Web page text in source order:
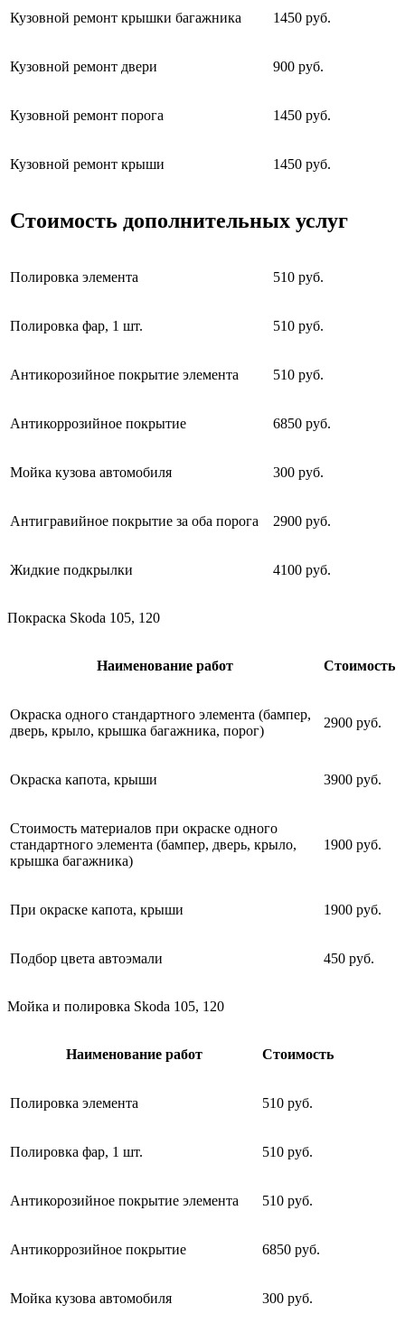
Кузовной ремонт крышки багажника 1450 руб.
Кузовной ремонт двери 900 руб.
Кузовной ремонт порога 1450 руб.
Кузовной ремонт крыши 1450 руб.
Стоимость дополнительных услуг
Полировка элемента 510 руб.
Полировка фар, 1 шт. 510 руб.
Антикорозийное покрытие элемента 510 руб.
Антикоррозийное покрытие 6850 руб.
Мойка кузова автомобиля 300 руб.
Антигравийное покрытие за оба порога 2900 руб.
Жидкие подкрылки 4100 руб.
Покраска Skoda 105, 120
Наименование работ Стоимость
Окраска одного стандартного элемента (бампер,
дверь, крыло, крышка багажника, порог)
2900 руб.
Окраска капота, крыши 3900 руб.
Стоимость материалов при окраске одного
стандартного элемента (бампер, дверь, крыло,
крышка багажника)
1900 руб.
При окраске капота, крыши 1900 руб.
Подбор цвета автоэмали 450 руб.
Мойка и полировка Skoda 105, 120
Наименование работ Стоимость
Полировка элемента 510 руб.
Полировка фар, 1 шт. 510 руб.
Антикорозийное покрытие элемента 510 руб.
Антикоррозийное покрытие 6850 руб.
Мойка кузова автомобиля 300 руб.